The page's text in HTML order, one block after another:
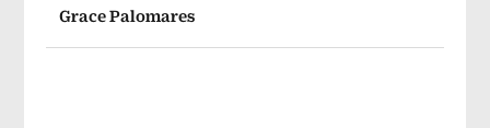
Grace Palomares